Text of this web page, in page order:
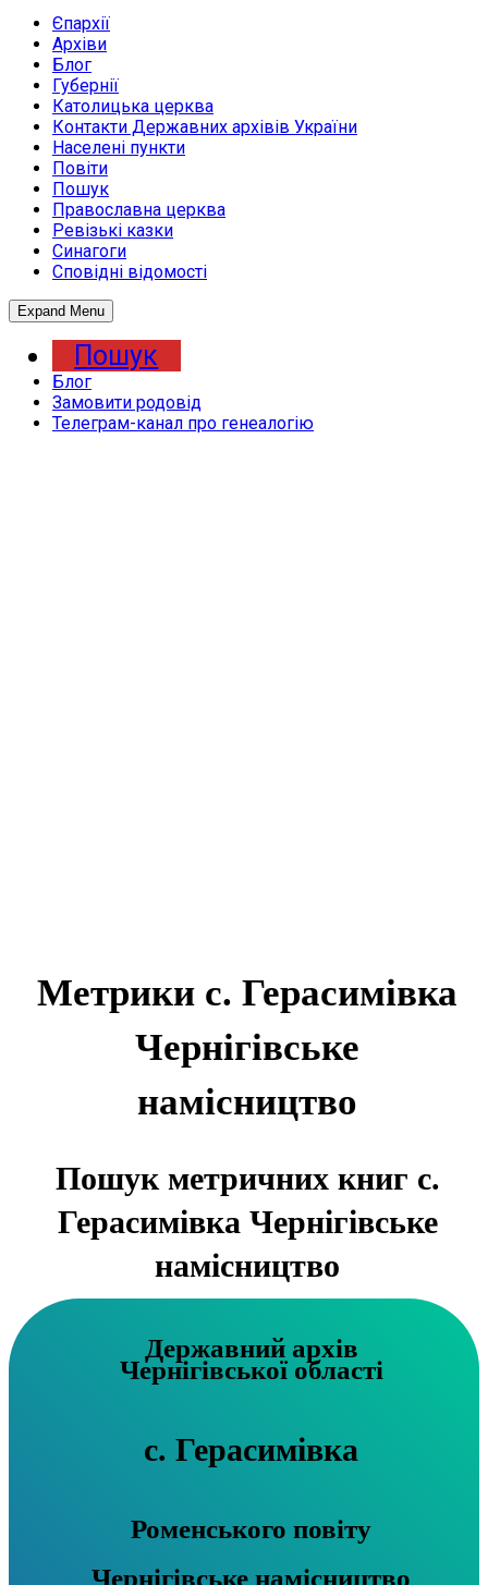
Єпархії
Архіви
Блог
Губернії
Католицька церква
Контакти Державних архівів України
Населені пункти
Повіти
Пошук
Православна церква
Ревізькі казки
Синагоги
Сповідні відомості
Expand Menu
Пошук
Блог
Замовити родовід
Телеграм-канал про генеалогію
Метрики с. Герасимівка
Чернігівське
намісництво
Пошук метричних книг с.
Герасимівка Чернігівське
намісництво
Державний архів
Чернігівської області
с. Герасимівка
Роменського повіту
Чернігівське намісництво